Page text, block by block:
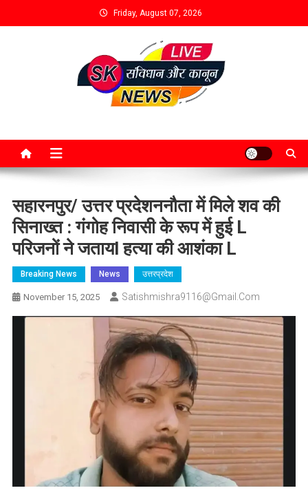
Friday, August 07, 2026
सहारनपुर/ उत्तर प्रदेशननौता में मिले शव की
सिनाख्त : गंगोह निवासी के रूप में हुई L
परिजनों ने जतायl हत्या की आशंका L
Breaking News News उत्तरप्रदेश
November 15, 2025 Satishmishra9116@gmail.com